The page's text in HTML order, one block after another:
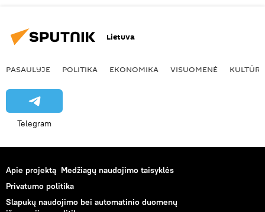
Lietuva
PASAULYJE POLITIKA EKONOMIKA VISUOMENĖ KULTŪRA
Telegram
Apie projektą Medžiagų naudojimo taisyklės
Privatumo politika
Slapukų naudojimo bei automatinio duomenų